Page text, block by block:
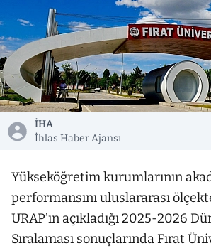
İHA
İhlas Haber Ajansı
Yükseköğretim kurumlarının
performansını uluslararası
URAP’ın açıkladığı 2025-2026
Sıralaması sonuçlarında Fırat